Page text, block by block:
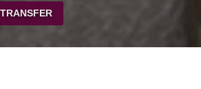
TRANSFER